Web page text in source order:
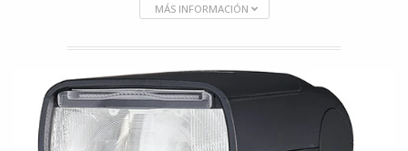
MÁS INFORMACIÓN